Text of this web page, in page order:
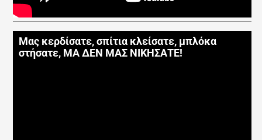
Μας κερδίσατε, σπίτια κλείσατε, μπλόκα
στήσατε, ΜΑ ΔΕΝ ΜΑΣ ΝΙΚΗΣΑΤΕ!